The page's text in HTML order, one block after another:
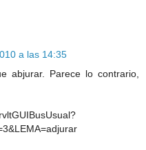
a las 14:35
abjurar. Parece lo contrario,